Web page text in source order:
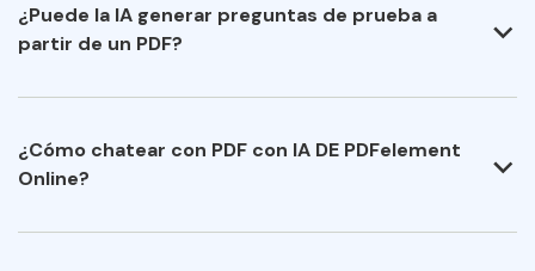
¿Puede la IA generar preguntas de prueba a
partir de un PDF?
¿Cómo chatear con PDF con IA DE PDFelement
Online?